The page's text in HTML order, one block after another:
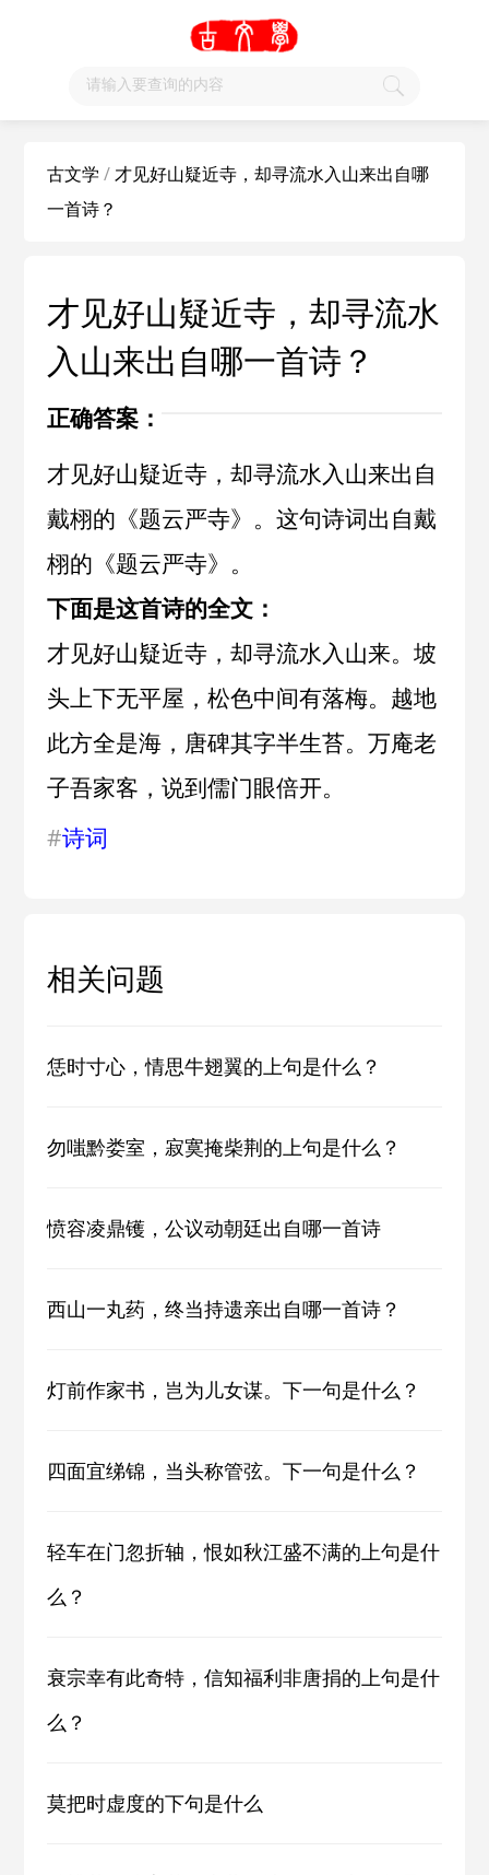
古文学 /才见好山疑近寺，却寻流水入山来出自哪
一首诗？
才见好山疑近寺，却寻流水
入山来出自哪一首诗？
正确答案：
才见好山疑近寺，却寻流水入山来出自
戴栩的《题云严寺》。这句诗词出自戴
栩的《题云严寺》。
下面是这首诗的全文：
才见好山疑近寺，却寻流水入山来。坡
头上下无平屋，松色中间有落梅。越地
此方全是海，唐碑其字半生苔。万庵老
子吾家客，说到儒门眼倍开。
#诗词
相关问题
恁时寸心，情思牛翅翼的上句是什么？
勿嗤黔娄室，寂寞掩柴荆的上句是什么？
愤容凌鼎镬，公议动朝廷出自哪一首诗
西山一丸药，终当持遗亲出自哪一首诗？
灯前作家书，岂为儿女谋。下一句是什么？
四面宜绨锦，当头称管弦。下一句是什么？
轻车在门忽折轴，恨如秋江盛不满的上句是什
么？
衰宗幸有此奇特，信知福利非唐捐的上句是什
么？
莫把时虚度的下句是什么